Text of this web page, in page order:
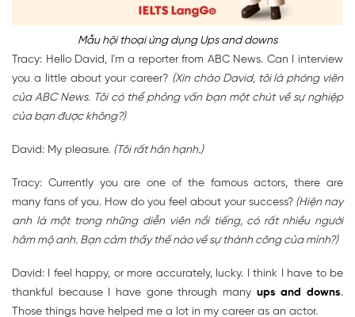
Mẫu hội thoại ứng dụng Ups and downs
Tracy: Hello David, I'm a reporter from ABC News. Can I interview
you a little about your career? (Xin chào David, tôi là phóng viên
của ABC News. Tôi có thể phỏng vấn bạn một chút về sự nghiệp
của bạn được không?)
David: My pleasure. (Tôi rất hân hạnh.)
Tracy: Currently you are one of the famous actors, there are
many fans of you. How do you feel about your success? (Hiện nay
anh là một trong những diễn viên nổi tiếng, có rất nhiều người
hâm mộ anh. Bạn cảm thấy thế nào về sự thành công của mình?)
David: I feel happy, or more accurately, lucky. I think I have to be
thankful because I have gone through many ups and downs.
Those things have helped me a lot in my career as an actor.